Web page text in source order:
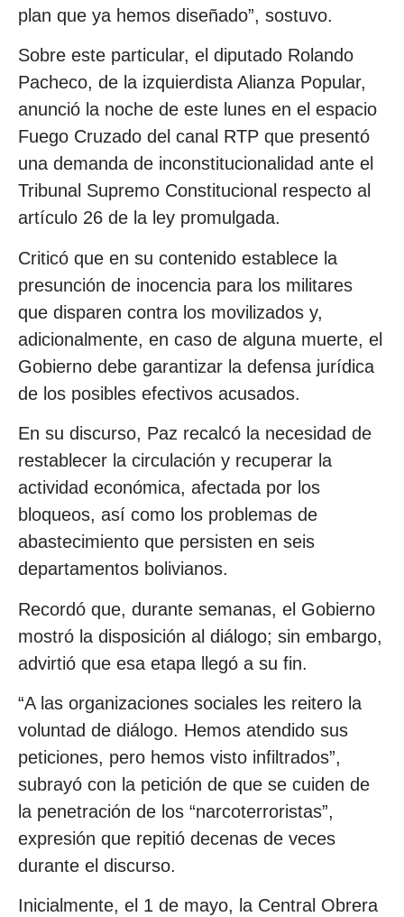
plan que ya hemos diseñado”, sostuvo.
Sobre este particular, el diputado Rolando
Pacheco, de la izquierdista Alianza Popular,
anunció la noche de este lunes en el espacio
Fuego Cruzado del canal RTP que presentó
una demanda de inconstitucionalidad ante el
Tribunal Supremo Constitucional respecto al
artículo 26 de la ley promulgada.
Criticó que en su contenido establece la
presunción de inocencia para los militares
que disparen contra los movilizados y,
adicionalmente, en caso de alguna muerte, el
Gobierno debe garantizar la defensa jurídica
de los posibles efectivos acusados.
En su discurso, Paz recalcó la necesidad de
restablecer la circulación y recuperar la
actividad económica, afectada por los
bloqueos, así como los problemas de
abastecimiento que persisten en seis
departamentos bolivianos.
Recordó que, durante semanas, el Gobierno
mostró la disposición al diálogo; sin embargo,
advirtió que esa etapa llegó a su fin.
“A las organizaciones sociales les reitero la
voluntad de diálogo. Hemos atendido sus
peticiones, pero hemos visto infiltrados”,
subrayó con la petición de que se cuiden de
la penetración de los “narcoterroristas”,
expresión que repitió decenas de veces
durante el discurso.
Inicialmente, el 1 de mayo, la Central Obrera